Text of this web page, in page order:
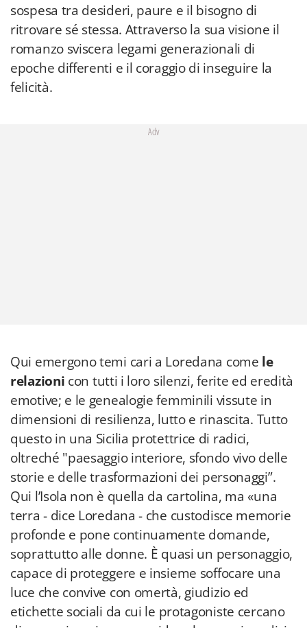
sospesa tra desideri, paure e il bisogno di
ritrovare sé stessa. Attraverso la sua visione il
romanzo sviscera legami generazionali di
epoche differenti e il coraggio di inseguire la
felicità.
Adv
Qui emergono temi cari a Loredana come le
relazioni con tutti i loro silenzi, ferite ed eredità
emotive; e le genealogie femminili vissute in
dimensioni di resilienza, lutto e rinascita. Tutto
questo in una Sicilia protettrice di radici,
oltreché "paesaggio interiore, sfondo vivo delle
storie e delle trasformazioni dei personaggi”.
Qui l’Isola non è quella da cartolina, ma «una
terra - dice Loredana - che custodisce memorie
profonde e pone continuamente domande,
soprattutto alle donne. È quasi un personaggio,
capace di proteggere e insieme soffocare una
luce che convive con omertà, giudizio ed
etichette sociali da cui le protagoniste cercano